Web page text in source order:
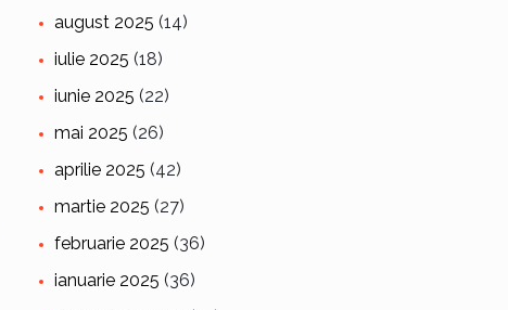
august 2025 (14)
iulie 2025 (18)
iunie 2025 (22)
mai 2025 (26)
aprilie 2025 (42)
martie 2025 (27)
februarie 2025 (36)
ianuarie 2025 (36)